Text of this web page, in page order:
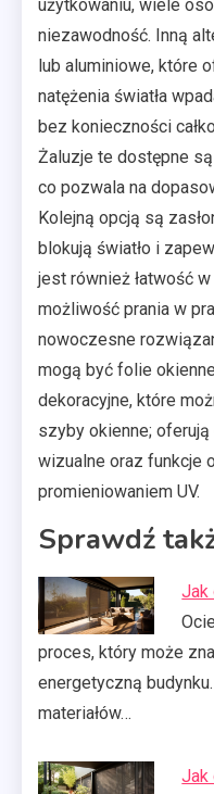
użytkowaniu, wiele
niezawodność. Inną
lub aluminiowe, które
natężenia światła
bez konieczności
Żaluzje te dostępne
co pozwala na
Kolejną opcją są
blokują światło i
jest również łatwość
możliwość prania w
nowoczesne
mogą być folie
dekoracyjne, które
szyby okienne;
wizualne oraz funkcje
promieniowaniem UV.
Sprawdź
Jak
proces, który może
energetyczną
materiałów…
Jak